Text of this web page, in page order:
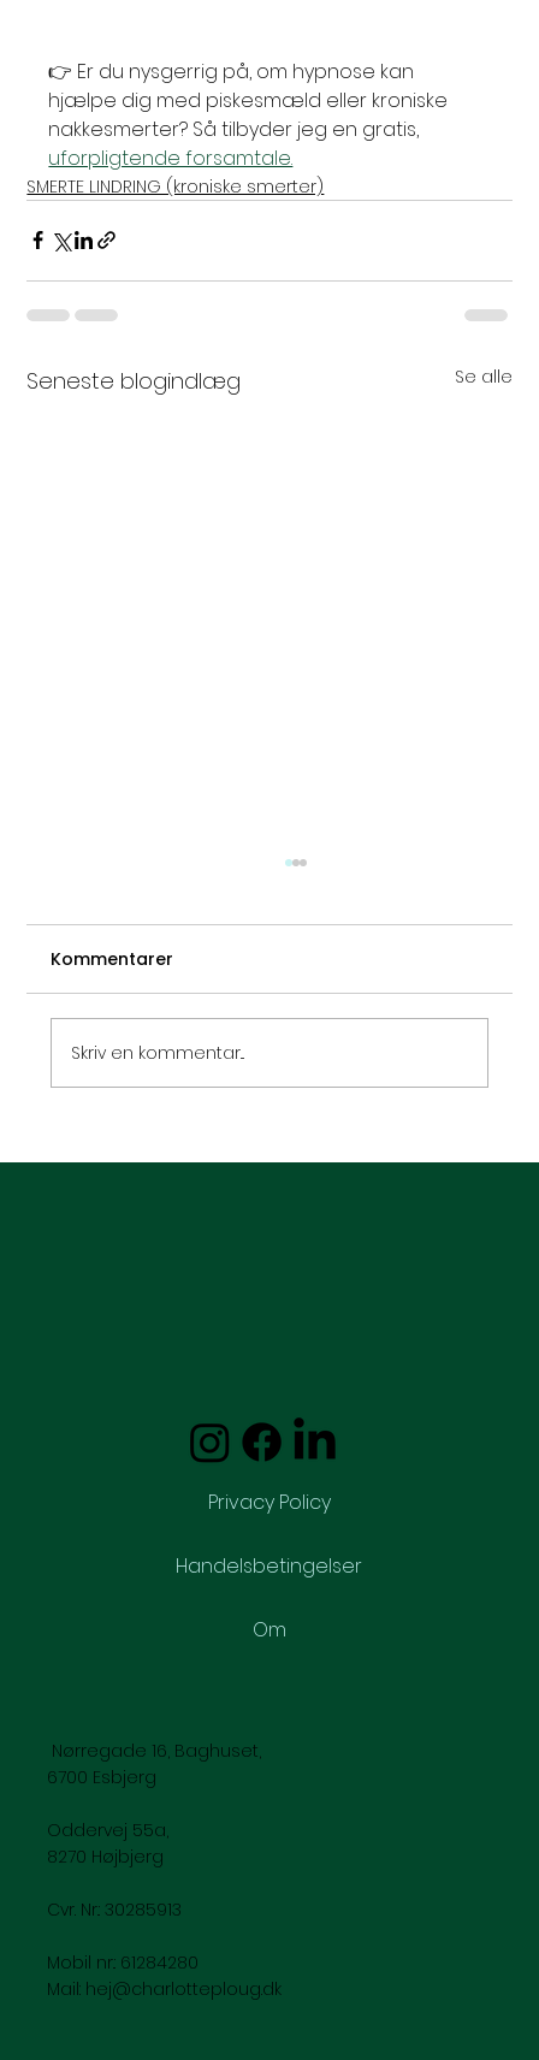
👉 Er du nysgerrig på, om hypnose kan
hjælpe dig med piskesmæld eller kroniske
nakkesmerter? Så tilbyder jeg en gratis,
uforpligtende forsamtale.
SMERTE LINDRING (kroniske smerter)
Seneste blogindlæg Se alle
Kommentarer
Skriv en kommentar...
Nørregade 16, Baghuset,
6700 Esbjerg
Oddervej 55a,
8270 Højbjerg
Cvr. Nr.: 30285913
Mobil nr.: 61284280
Mail: hej@charlotteploug.dk
Privacy Policy
Handelsbetingelser
Om